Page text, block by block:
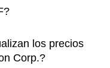
los precios
Corp.?